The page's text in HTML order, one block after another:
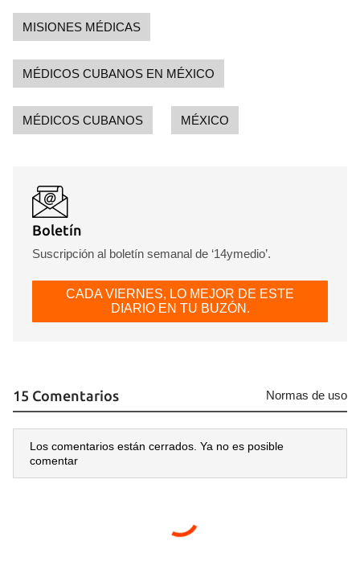
MISIONES MÉDICAS
MÉDICOS CUBANOS EN MÉXICO
MÉDICOS CUBANOS MÉXICO
Boletín
Suscripción al boletín semanal de ‘14ymedio’.
CADA VIERNES, LO MEJOR DE ESTE
DIARIO EN TU BUZÓN.
15 Comentarios Normas de uso
Los comentarios están cerrados. Ya no es posible
comentar